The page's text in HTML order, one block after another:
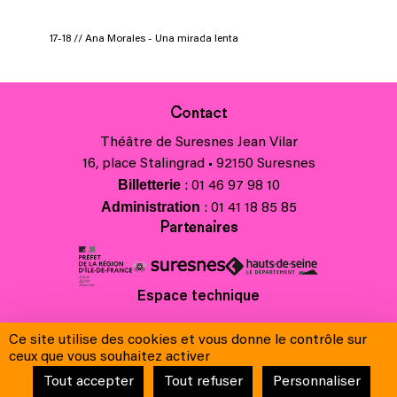
17-18 // Ana Morales - Una mirada lenta
Contact
Théâtre de Suresnes Jean Vilar
16, place Stalingrad • 92150 Suresnes
Billetterie: 01 46 97 98 10
Administration : 01 41 18 85 85
Partenaires
Espace technique
Contacts
Crédits
Mentions légales & Charte de protection des données
Ce site utilise des cookies et vous donne le contrôle sur
ceux que vous souhaitez activer
Tout accepter
Tout refuser Personnaliser